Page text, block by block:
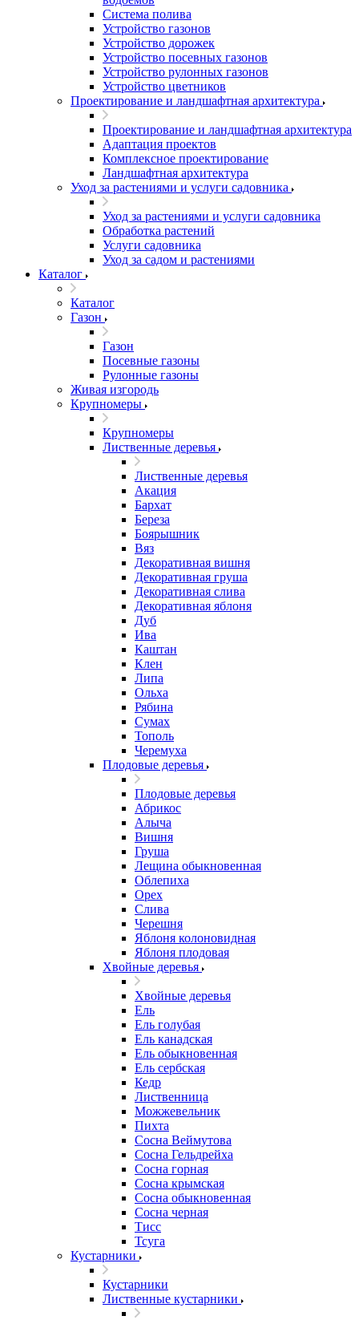
Система полива
Устройство газонов
Устройство дорожек
Устройство посевных газонов
Устройство рулонных газонов
Устройство цветников
Проектирование и ландшафтная архитектура
Проектирование и ландшафтная архитектура
Адаптация проектов
Комплексное проектирование
Ландшафтная архитектура
Уход за растениями и услуги садовника
Уход за растениями и услуги садовника
Обработка растений
Услуги садовника
Уход за садом и растениями
Каталог
Каталог
Газон
Газон
Посевные газоны
Рулонные газоны
Живая изгородь
Крупномеры
Крупномеры
Лиственные деревья
Лиственные деревья
Акация
Бархат
Береза
Боярышник
Вяз
Декоративная вишня
Декоративная груша
Декоративная слива
Декоративная яблоня
Дуб
Ива
Каштан
Клен
Липа
Ольха
Рябина
Сумах
Тополь
Черемуха
Плодовые деревья
Плодовые деревья
Абрикос
Алыча
Вишня
Груша
Лещина обыкновенная
Облепиха
Орех
Слива
Черешня
Яблоня колоновидная
Яблоня плодовая
Хвойные деревья
Хвойные деревья
Ель
Ель голубая
Ель канадская
Ель обыкновенная
Ель сербская
Кедр
Лиственница
Можжевельник
Пихта
Сосна Веймутова
Сосна Гельдрейха
Сосна горная
Сосна крымская
Сосна обыкновенная
Сосна черная
Тисс
Тсуга
Кустарники
Кустарники
Лиственные кустарники